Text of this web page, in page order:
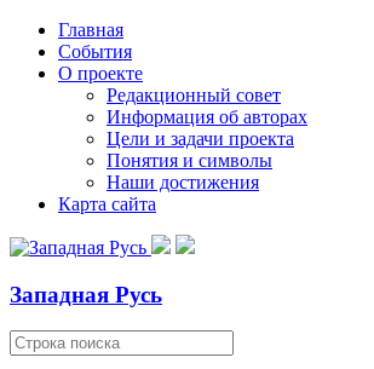
Главная
События
О проекте
Редакционный совет
Информация об авторах
Цели и задачи проекта
Понятия и символы
Наши достижения
Карта сайта
Западная Русь